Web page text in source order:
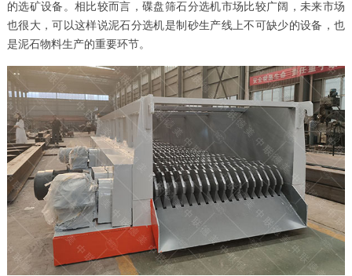
的选矿设备。相比较而言，碟盘筛石分选机市场比较广阔，未来市场
也很大，可以这样说泥石分选机是制砂生产线上不可缺少的设备，也
是泥石物料生产的重要环节。